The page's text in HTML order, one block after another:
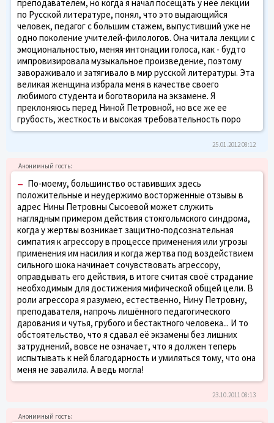
преподавателем, но когда я начал посещать у нее лекции
по Русской литературе, понял, что это выдающийся
человек, педагог с большим стажем, выпустивший уже не
одно поколение учителей-филологов. Она читала лекции с
эмоциональностью, меняя интонации голоса, как - будто
импровизировала музыкальное произведение, поэтому
завораживало и затягивало в мир русской литературы. Эта
великая женщина избрала меня в качестве своего
любимого студента и боготворила на экзамене. Я
преклоняюсь перед Ниной Петровной, но все же ее
грубость, жесткость и высокая требовательность поро
25.01.2012 08:12
– По-моему, большинство оставивших здесь
положительные и неудержимо восторженные отзывы в
адрес Нины Петровны Сысоевой может служить
наглядным примером действия стокгольмского синдрома,
когда у жертвы возникает защитно-подсознательная
симпатия к агрессору в процессе применения или угрозы
применения им насилия и когда жертва под воздействием
сильного шока начинает сочувствовать агрессору,
оправдывать его действия, в итоге считая своё страдание
необходимым для достижения мифической общей цели. В
роли агрессора я разумею, естественно, Нину Петровну,
преподавателя, напрочь лишённого педагогического
дарования и чутья, грубого и бестактного человека... И то
обстоятельство, что я сдавал её экзамены без лишних
затруднений, вовсе не означает, что я должен теперь
испытывать к ней благодарность и умиляться тому, что она
меня не завалила. А ведь могла!
23.10.2011 08:13